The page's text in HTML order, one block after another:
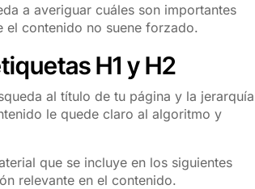
a averiguar cuáles son importantes
el contenido no suene forzado.
H1 y H2
al título de tu página y la jerarquía
le quede claro al algoritmo y
que se incluye en los siguientes
relevante en el contenido.